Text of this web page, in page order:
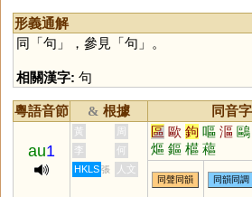
形義通解
同「句 」，參見「句 」。
相關漢字: 句
粵語音節 & 根據 同音字
au1
黃 周 區 歐 鉤 嘔 漚 鷗
熰 鏂 櫙 藲
李
何
HKLS 張 人文
同聲同韻 同韻同調